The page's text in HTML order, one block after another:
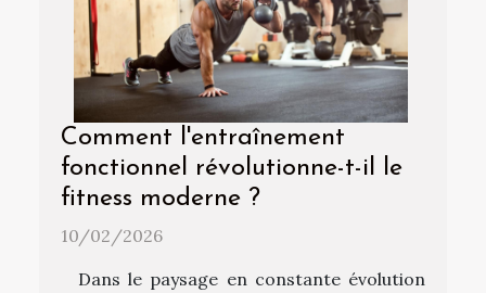
Comment l'entraînement
fonctionnel révolutionne-t-il le
fitness moderne ?
10/02/2026
Dans le paysage en constante évolution